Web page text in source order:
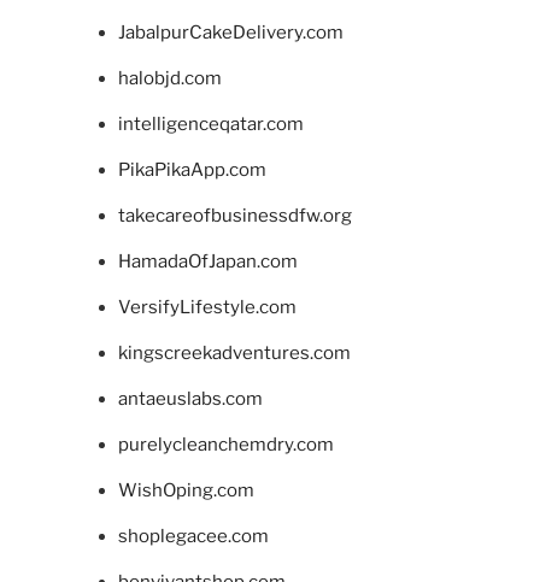
JabalpurCakeDelivery.com
halobjd.com
intelligenceqatar.com
PikaPikaApp.com
takecareofbusinessdfw.org
HamadaOfJapan.com
VersifyLifestyle.com
kingscreekadventures.com
antaeuslabs.com
purelycleanchemdry.com
WishOping.com
shoplegacee.com